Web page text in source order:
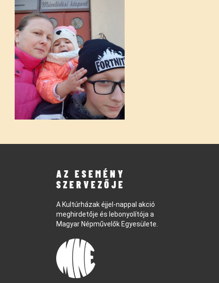
AZ ESEMÉNY
SZERVEZŐJE
A Kultúrházak éjjel-nappal akció
meghirdetője és lebonyolítója a
Magyar Népművelők Egyesülete.